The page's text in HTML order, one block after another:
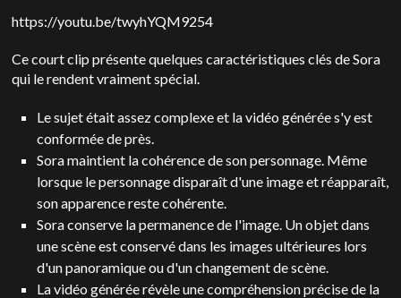
https://youtu.be/twyhYQM9254
Ce court clip présente quelques caractéristiques clés de Sora
qui le rendent vraiment spécial.
Le sujet était assez complexe et la vidéo générée s'y est
conformée de près.
Sora maintient la cohérence de son personnage. Même
lorsque le personnage disparaît d'une image et réapparaît,
son apparence reste cohérente.
Sora conserve la permanence de l'image. Un objet dans
une scène est conservé dans les images ultérieures lors
d'un panoramique ou d'un changement de scène.
La vidéo générée révèle une compréhension précise de la